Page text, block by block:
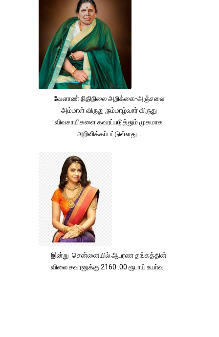
வேளாண் நிதிநிலை அறிக்கை-அஞ்சலை
அம்மாள் விருது ,நம்மாழ்வார் விருது
விவசாயிகளை கவரப்படுத்தும் முகமாக
அறிவிக்கப்பட்டுள்ளது...
இன்று சென்னையில் ஆபரண தங்கத்தின்
விலை சவரனுக்கு 2160 .00 ரூபாய் உயர்வு .